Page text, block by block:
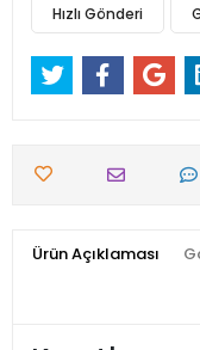
Hızlı Gönderi
Ürün Açıklaması